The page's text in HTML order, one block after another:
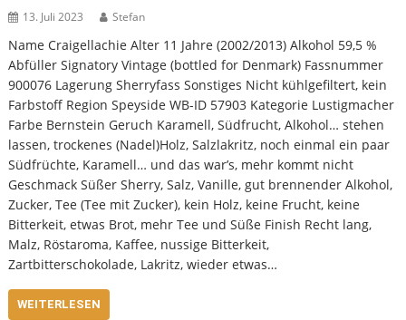
13. Juli 2023 Stefan
Name Craigellachie Alter 11 Jahre (2002/2013) Alkohol 59,5 %
Abfüller Signatory Vintage (bottled for Denmark) Fassnummer
900076 Lagerung Sherryfass Sonstiges Nicht kühlgefiltert, kein
Farbstoff Region Speyside WB-ID 57903 Kategorie Lustigmacher
Farbe Bernstein Geruch Karamell, Südfrucht, Alkohol… stehen
lassen, trockenes (Nadel)Holz, Salzlakritz, noch einmal ein paar
Südfrüchte, Karamell… und das war’s, mehr kommt nicht
Geschmack Süßer Sherry, Salz, Vanille, gut brennender Alkohol,
Zucker, Tee (Tee mit Zucker), kein Holz, keine Frucht, keine
Bitterkeit, etwas Brot, mehr Tee und Süße Finish Recht lang,
Malz, Röstaroma, Kaffee, nussige Bitterkeit,
Zartbitterschokolade, Lakritz, wieder etwas…
WEITERLESEN